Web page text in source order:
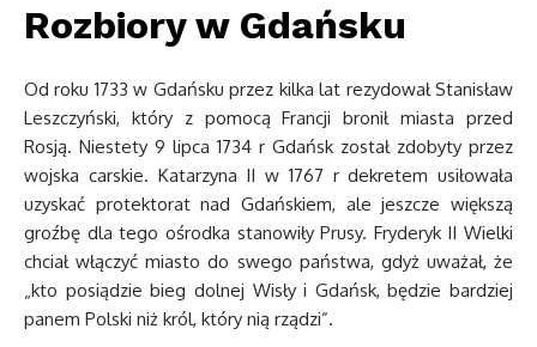
Rozbiory w Gdańsku
Od roku 1733 w Gdańsku przez kilka lat rezydował Stanisław
Leszczyński, który z pomocą Francji bronił miasta przed
Rosją. Niestety 9 lipca 1734 r Gdańsk został zdobyty przez
wojska carskie. Katarzyna II w 1767 r dekretem usiłowała
uzyskać protektorat nad Gdańskiem, ale jeszcze większą
groźbę dla tego ośrodka stanowiły Prusy. Fryderyk II Wielki
chciał włączyć miasto do swego państwa, gdyż uważał, że
„kto posiądzie bieg dolnej Wisły i Gdańsk, będzie bardziej
panem Polski niż król, który nią rządzi”.